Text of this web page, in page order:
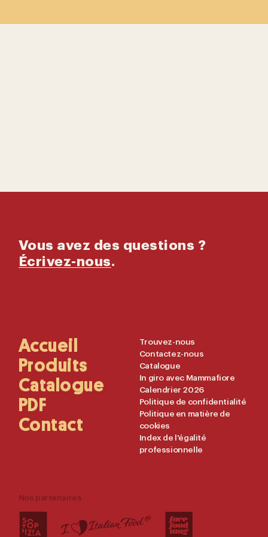
Vous avez des questions ?
Écrivez-nous.
Main
Navigation
Accueil
Produits
Catalogue
PDF
Contact
Useful
Links
Trouvez-nous
Contactez-nous
Catalogue
In giro avec Mammafiore
Calendrier 2026
Politique de confidentialité
Politique en matière de
cookies
Index de l'égalité
professionnelle
Nos partenaires